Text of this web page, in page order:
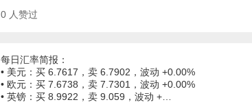
0 人赞过
每日汇率简报：
• 美元：买 6.7617，卖 6.7902，波动 +0.00%
• 欧元：买 7.6738，卖 7.7301，波动 +0.00%
• 英镑：买 8.9922，卖 9.059，波动 +…